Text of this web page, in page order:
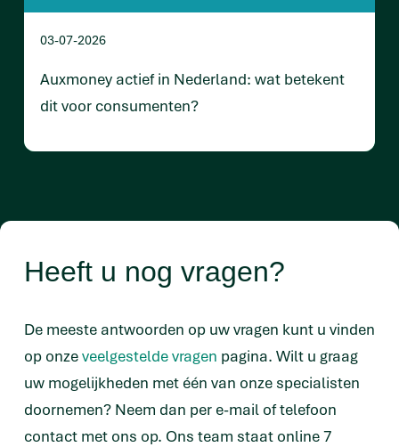
03-07-2026
Auxmoney actief in Nederland: wat betekent
dit voor consumenten?
Heeft u nog vragen?
De meeste antwoorden op uw vragen kunt u vinden
op onzeveelgestelde vragen pagina. Wilt u graag
uw mogelijkheden met één van onze specialisten
doornemen? Neem dan per e-mail of telefoon
contact met ons op. Ons team staat online 7